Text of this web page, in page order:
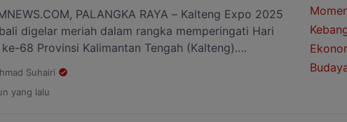
PALANGKA RAYA – Kalteng Expo 2025
digelar meriah dalam rangka memperingati Hari
68 Provinsi Kalimantan Tengah (Kalteng).
di Stadion Tuah Pahoe, kegiatan ini menjadi
penting dari rangkaian Festival Budaya Isen Mulang
yang melibatkan pelaku UMKM, komunitas seni,
Suhairi
yang lalu